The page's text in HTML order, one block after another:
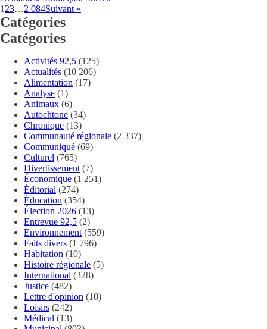
1 23…2 084Suivant »
Catégories
Catégories
Activités 92,5 (125)
Actualités (10 206)
Alimentation (17)
Analyse (1)
Animaux (6)
Autochtone (34)
Chronique (13)
Communauté régionale (2 337)
Communiqué (69)
Culturel (765)
Divertissement (7)
Économique (1 251)
Éditorial (274)
Éducation (354)
Élection 2026 (13)
Entrevue 92,5 (2)
Environnement (559)
Faits divers (1 796)
Habitation (10)
Histoire régionale (5)
International (328)
Justice (482)
Lettre d'opinion (10)
Loisirs (242)
Médical (13)